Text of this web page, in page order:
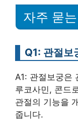
자주 묻
Q1: 관절보
A1: 관절보궁은
루코사민, 콘드
관절의 기능을
줍니다.